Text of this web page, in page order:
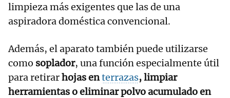
limpieza más exigentes que las de una
aspiradora doméstica convencional.
Además, el aparato también puede utilizarse
como soplador, una función especialmente útil
para retirarhojas enterrazas, limpiar
herramientas o eliminar polvo acumulado en